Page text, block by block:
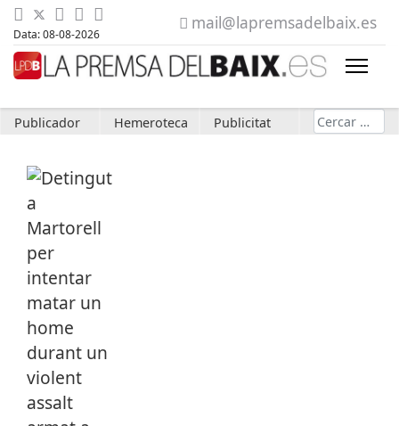
Data: 08-08-2026
mail@lapremsadelbaix.es
Publicador Hemeroteca Publicitat Cerca